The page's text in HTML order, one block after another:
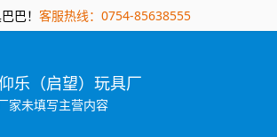
巴！ 客服热线：0754-85638555
乐（启望）玩具厂
家未填写主营内容